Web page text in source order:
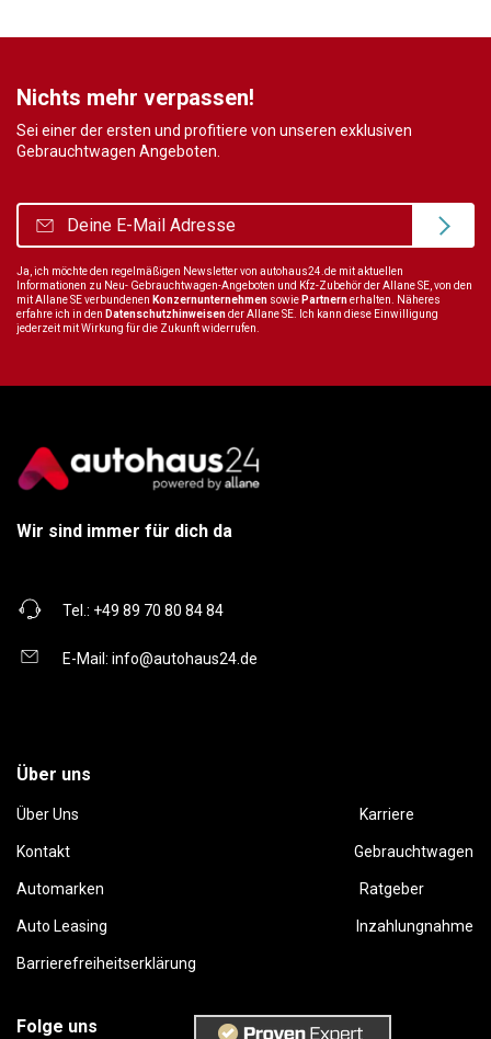
Nichts mehr verpassen!
Sei einer der ersten und profitiere von unseren exklusiven
Gebrauchtwagen Angeboten.
Ja, ich möchte den regelmäßigen Newsletter von autohaus24.de mit aktuellen
Informationen zu Neu- Gebrauchtwagen-Angeboten und Kfz-Zubehör der Allane SE, von den
mit Allane SE verbundenen Konzernunternehmen sowie Partnernerhalten. Näheres
erfahre ich in den Datenschutzhinweisender Allane SE. Ich kann diese Einwilligung
jederzeit mit Wirkung für die Zukunft widerrufen.
Wir sind immer für dich da
Tel.: +49 89 70 80 84 84
E-Mail: info@autohaus24.de
Über uns
Über Uns Karriere
Kontakt Gebrauchtwagen
Automarken Ratgeber
Auto Leasing Inzahlungnahme
Barrierefreiheitserklärung
Folge uns